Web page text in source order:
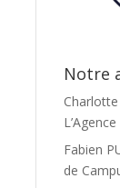
Notre
Charlotte
Fabien
de